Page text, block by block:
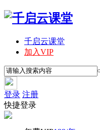
千启云课堂
加入VIP
登录 注册
快捷登录